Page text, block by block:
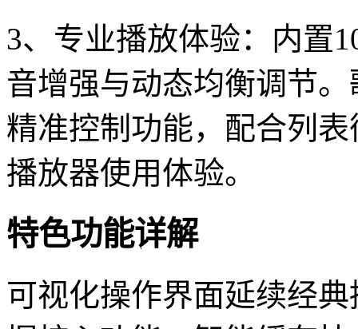
3、专业播放体验：内置
音增强与动态均衡调节
精准控制功能，配合列
播放器使用体验。
特色功能详解
可视化操作界面延续经